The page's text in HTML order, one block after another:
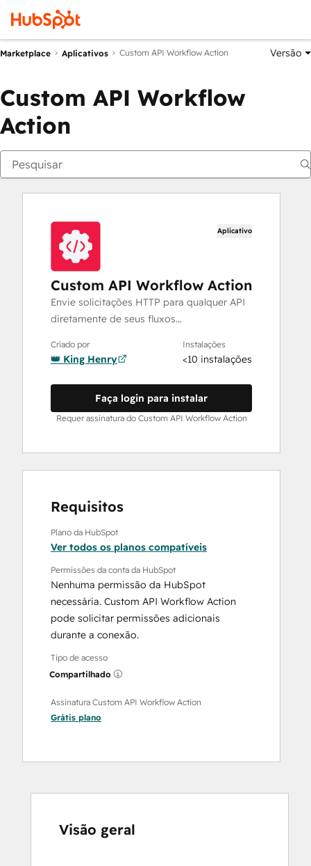
Marketplace Aplicativos Custom API Workflow Action Versão
Custom API Workflow
Action
Aplicativo
Custom API Workflow Action
Envie solicitações HTTP para qualquer API
diretamente de seus fluxos…
Criado por
👑 King Henry
Instalações
<10 instalações
Faça login para instalar
Requer assinatura do Custom API Workflow Action
Requisitos
Plano da HubSpot
Ver todos os planos compatíveis
Permissões da conta da HubSpot
Nenhuma permissão da HubSpot
necessária. Custom API Workflow Action
pode solicitar permissões adicionais
durante a conexão.
Tipo de acesso
Compartilhado
Assinatura Custom API Workflow Action
Grátis plano
Visão geral